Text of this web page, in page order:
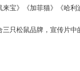
》《加菲猫》《哈利
松鼠品牌，宣传片中